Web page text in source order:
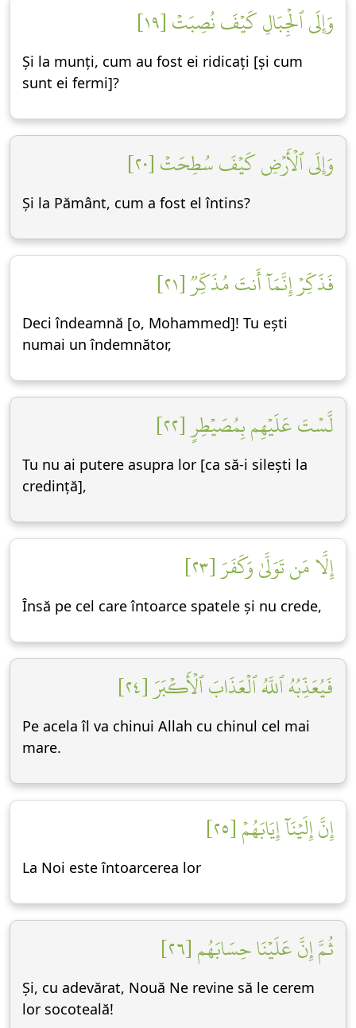
وَإِلَى ٱلۡجِبَالِ كَيۡفَ نُصِبَتۡ [١٩]
Și la munți, cum au fost ei ridicați [și cum
sunt ei fermi]?
وَإِلَى ٱلۡأَرۡضِ كَيۡفَ سُطِحَتۡ [٢٠]
Și la Pământ, cum a fost el întins?
فَذَكِّرۡ إِنَّمَآ أَنتَ مُذَكِّرٞ [٢١]
Deci îndeamnă [o, Mohammed]! Tu ești
numai un îndemnător,
لَّسۡتَ عَلَيۡهِم بِمُصَيۡطِرٍ [٢٢]
Tu nu ai putere asupra lor [ca să-i silești la
credință],
إِلَّا مَن تَوَلَّىٰ وَكَفَرَ [٢٣]
Însă pe cel care întoarce spatele și nu crede,
فَيُعَذِّبُهُ ٱللَّهُ ٱلۡعَذَابَ ٱلۡأَكۡبَرَ [٢٤]
Pe acela îl va chinui Allah cu chinul cel mai
mare.
إِنَّ إِلَيۡنَآ إِيَابَهُمۡ [٢٥]
La Noi este întoarcerea lor
ثُمَّ إِنَّ عَلَيۡنَا حِسَابَهُم [٢٦]
Și, cu adevărat, Nouă Ne revine să le cerem
lor socoteală!